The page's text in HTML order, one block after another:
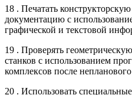
18 . Печатать
документацию с
графической и текстовой
19 . Проверять
станков с использованием
комплексов после
20 . Использовать